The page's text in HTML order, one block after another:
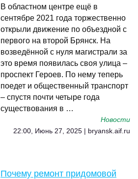
В областном центре ещё в
сентябре 2021 года торжественно
открыли движение по объездной с
первого на второй Брянск. На
возведённой с нуля магистрали за
это время появилась своя улица –
проспект Героев. По нему теперь
поедет и общественный транспорт
– спустя почти четыре года
существования в …
Новости
22:00, Июнь 27, 2025 | bryansk.aif.ru
Почему ремонт придомовой